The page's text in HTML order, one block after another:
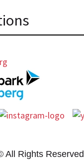
All Rights Reserved